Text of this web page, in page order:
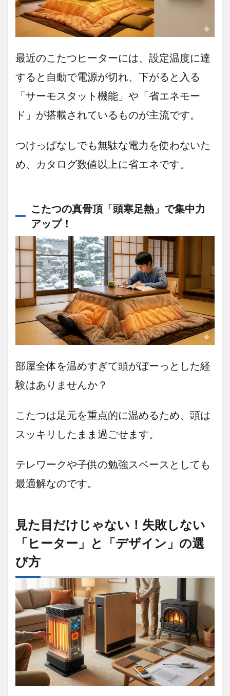
のコタ
ツはも
う卒
れる、
魔法の
ような
「1台
4役」
テーブ
ル
最大の
魅力は
「高さ
整でど
んなシ
ーンに
もフィ
ット
3.1.2
「コタ
ツに見
えな
い」洗
練され
た北欧
デザイ
ン
3.1.3
足元
広々、
ニオイ
ならな
い「高
性能ヒ
ータ
3.1.4
結論：
このこ
分」の
価値が
ある投
②「コ
タツは
生活感
が出
る」そ
の常識
を覆
す。 1
年中リ
ビング
最近のこたつヒーターには、設定温度に達
すると自動で電源が切れ、下がると入る
「サーモスタット機能」や「省エネモー
ド」が搭載されているものが主流です。
つけっぱなしでも無駄な電力を使わないた
め、カタログ数値以上に省エネです。
こたつの真骨頂「頭寒足熱」で集中力
アップ！
部屋全体を温めすぎて頭がぼーっとした経
験はありませんか？
こたつは足元を重点的に温めるため、頭は
スッキリしたまま過ごせます。
テレワークや子供の勉強スペースとしても
最適解なのです。
見た目だけじゃない！失敗しない
「ヒーター」と「デザイン」の選
び方